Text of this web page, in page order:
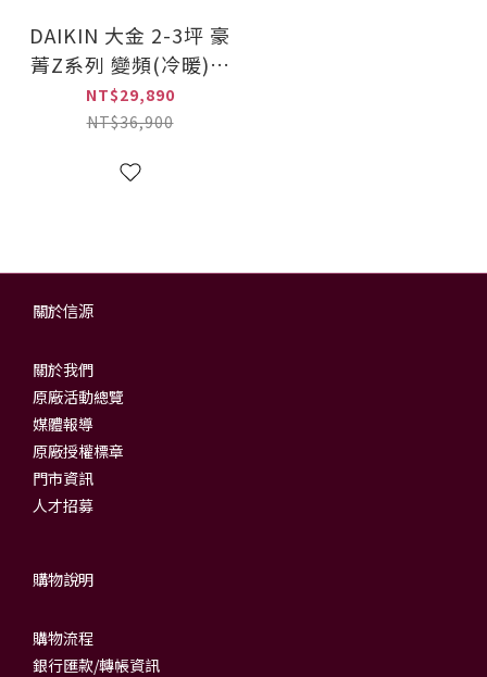
DAIKIN 大金 2-3坪 豪
菁Z系列 變頻(冷暖)一
對一冷氣
(RHF20ZVLT+FTHF20ZVLT)
NT$29,890
NT$36,900
關於信源
關於我們
原廠活動總覽
媒體報導
原廠授權標章
門市資訊
人才招募
購物說明
購物流程
銀行匯款/轉帳資訊